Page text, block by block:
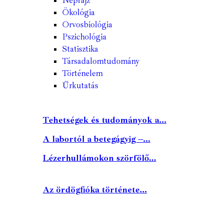
Ökológia
Orvosbiológia
Pszichológia
Statisztika
Társadalomtudomány
Történelem
Űrkutatás
Tehetségek és tudományok a...
A labortól a betegágyig –...
Lézerhullámokon szörfölő...
Az ördögfióka története...